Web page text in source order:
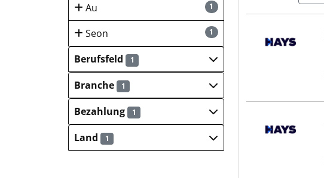
1
Au
1
Seon
Berufsfeld
1
Branche 1
Bezahlung 1
Land 1